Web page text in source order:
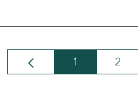
Seite
1 Seite
2